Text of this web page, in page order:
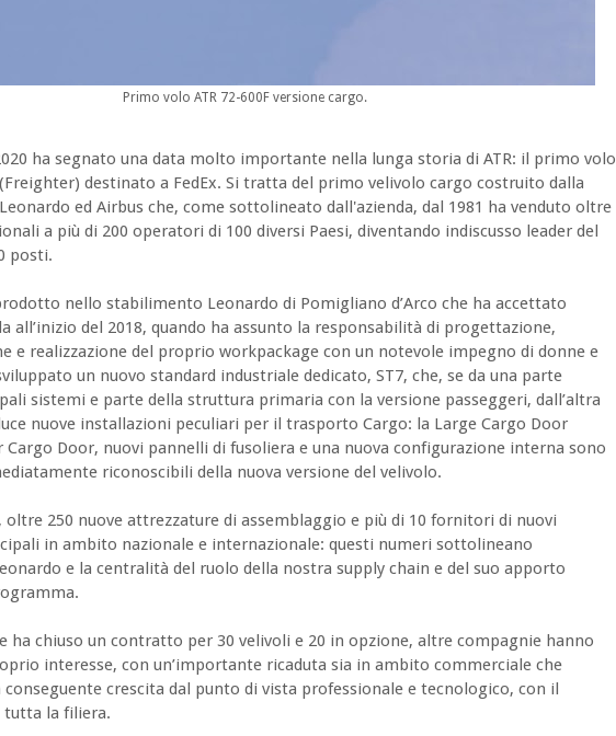
Primo volo ATR 72-600F versione cargo.
ha segnato una data molto importante nella lunga storia di ATR: il primo volo
(Freighter) destinato a FedEx. Si tratta del primo velivolo cargo costruito dalla
ed Airbus che, come sottolineato dall'azienda, dal 1981 ha venduto oltre
a più di 200 operatori di 100 diversi Paesi, diventando indiscusso leader del
posti.
nello stabilimento Leonardo di Pomigliano d’Arco che ha accettato
all’inizio del 2018, quando ha assunto la responsabilità di progettazione,
e realizzazione del proprio workpackage con un notevole impegno di donne e
un nuovo standard industriale dedicato, ST7, che, se da una parte
sistemi e parte della struttura primaria con la versione passeggeri, dall’altra
nuove installazioni peculiari per il trasporto Cargo: la Large Cargo Door
Cargo Door, nuovi pannelli di fusoliera e una nuova configurazione interna sono
riconoscibili della nuova versione del velivolo.
oltre 250 nuove attrezzature di assemblaggio e più di 10 fornitori di nuovi
in ambito nazionale e internazionale: questi numeri sottolineano
e la centralità del ruolo della nostra supply chain e del suo apporto
ha chiuso un contratto per 30 velivoli e 20 in opzione, altre compagnie hanno
interesse, con un’importante ricaduta sia in ambito commerciale che
crescita dal punto di vista professionale e tecnologico, con il
la filiera.